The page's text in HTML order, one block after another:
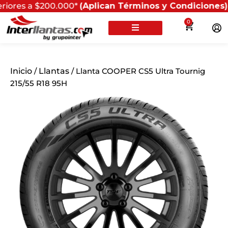
(Aplican Términos y Condiciones) -
0
Inicio / Llantas / Llanta COOPER CS5 Ultra Tournig
215/55 R18 95H